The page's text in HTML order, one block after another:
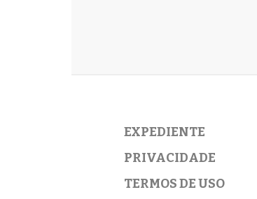
EXPEDIENTE
PRIVACIDADE
TERMOS DE USO